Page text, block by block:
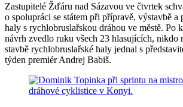
Zastupitelé Žďáru nad Sázavou ve čtvrtek
o spolupráci se státem při přípravě, výstavbě
haly s rychlobruslařskou dráhou ve městě. Po
návrh zvedlo ruku všech 23 hlasujících, nikdo
stavbě rychlobruslařské haly jednal s
týden premiér Andrej Babiš.